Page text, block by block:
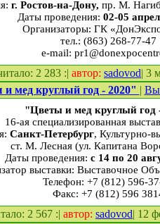
г. Ростов-на-Дону, пр. М.
Даты проведения: 02-05
Организаторы: ГК
тел.: (863) 268-77-47
e-mail:
2 283 :| автор: sadovod| 3
мед круглый год - 2020" |
"Цветы и мед круглый год
16-ая специализированная
Санкт-Петербург, Культурно-
ст. М. Лесная (ул. Капитана
Даты проведения: с 14 по 20
выставки: Выставочное
Телефон: +7 (812) 596-
Факс: +7 (812) 596
2 567 :| автор: sadovod| 12